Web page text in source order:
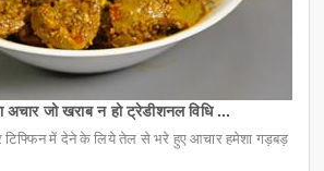
जो खराब न हो ट्रेडीशनल विधि ...
में देने के लिये तेल से भरे हुए आचार हमेशा गड़बड़